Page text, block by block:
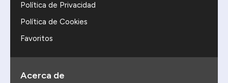
Política de Privacidad
Política de Cookies
Favoritos
Acerca de